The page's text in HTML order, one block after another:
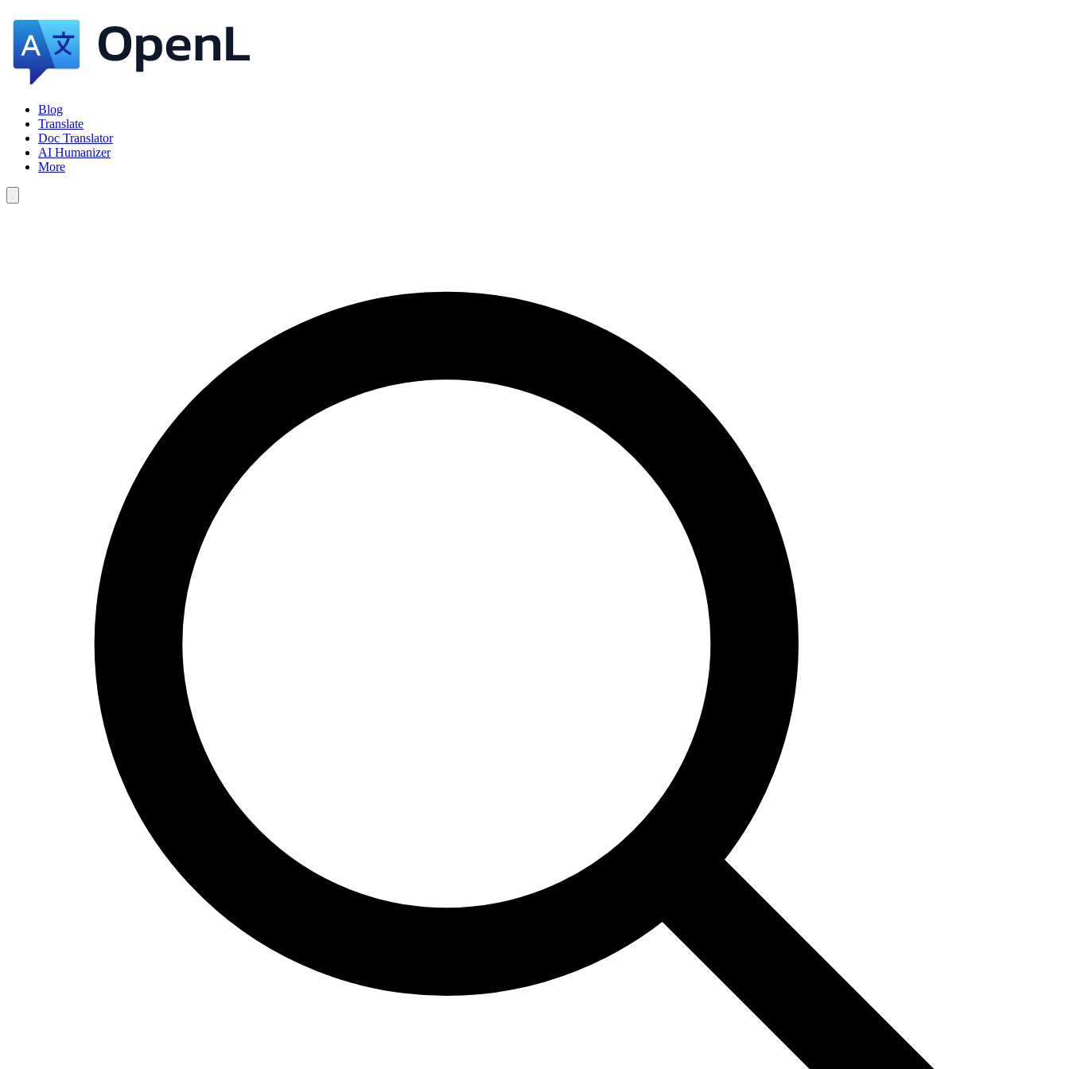
Blog
Translate
Doc Translator
AI Humanizer
More